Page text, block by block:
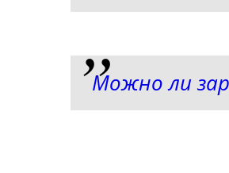
Можно ли